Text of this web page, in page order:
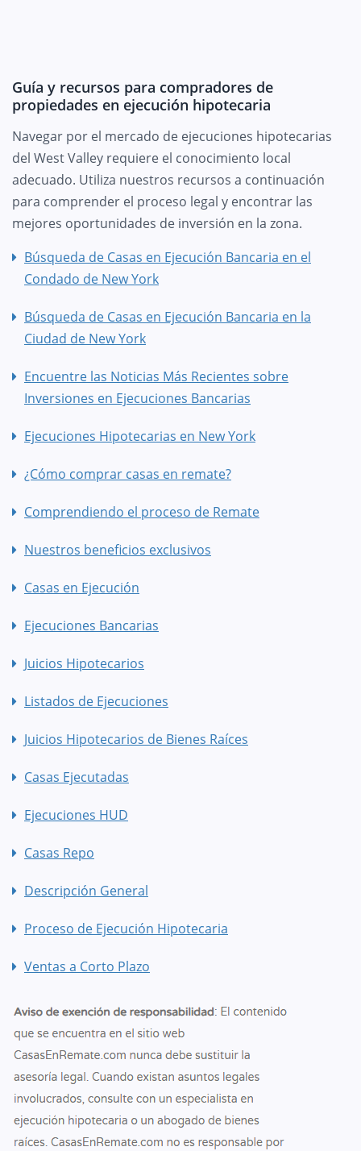
Guía y recursos para compradores de
propiedades en ejecución hipotecaria
Navegar por el mercado de ejecuciones hipotecarias
del West Valley requiere el conocimiento local
adecuado. Utiliza nuestros recursos a continuación
para comprender el proceso legal y encontrar las
mejores oportunidades de inversión en la zona.
Búsqueda de Casas en Ejecución Bancaria en el
Condado de New York
Búsqueda de Casas en Ejecución Bancaria en la
Ciudad de New York
Encuentre las Noticias Más Recientes sobre
Inversiones en Ejecuciones Bancarias
Ejecuciones Hipotecarias en New York
¿Cómo comprar casas en remate?
Comprendiendo el proceso de Remate
Nuestros beneficios exclusivos
Casas en Ejecución
Ejecuciones Bancarias
Juicios Hipotecarios
Listados de Ejecuciones
Juicios Hipotecarios de Bienes Raíces
Casas Ejecutadas
Ejecuciones HUD
Casas Repo
Descripción General
Proceso de Ejecución Hipotecaria
Ventas a Corto Plazo